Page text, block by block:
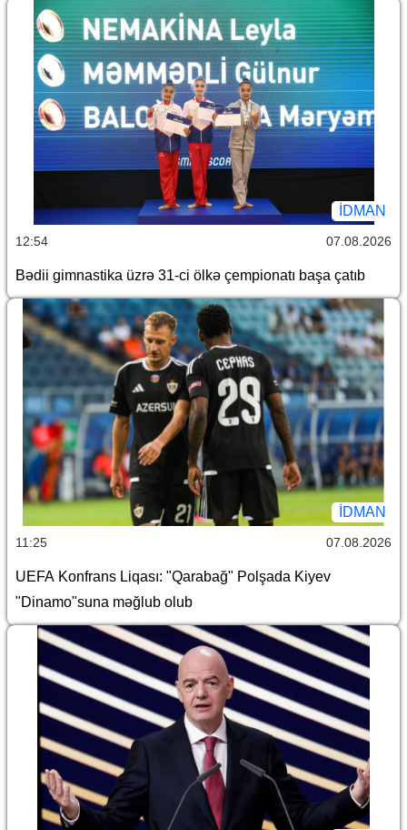
İDMAN
12:54 07.08.2026
Bədii gimnastika üzrə 31-ci ölkə çempionatı başa çatıb
İDMAN
11:25 07.08.2026
UEFA Konfrans Liqası: "Qarabağ" Polşada Kiyev
"Dinamo"suna məğlub olub